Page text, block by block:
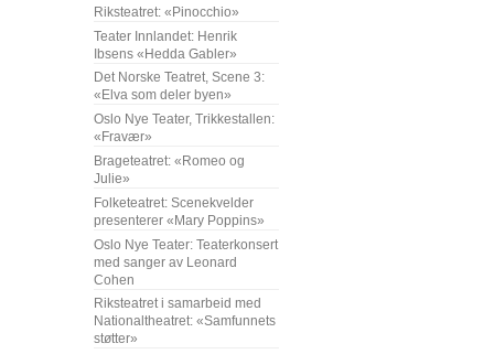
Riksteatret: «Pinocchio»
Teater Innlandet: Henrik
Ibsens «Hedda Gabler»
Det Norske Teatret, Scene 3:
«Elva som deler byen»
Oslo Nye Teater, Trikkestallen:
«Fravær»
Brageteatret: «Romeo og
Julie»
Folketeatret: Scenekvelder
presenterer «Mary Poppins»
Oslo Nye Teater: Teaterkonsert
med sanger av Leonard
Cohen
Riksteatret i samarbeid med
Nationaltheatret: «Samfunnets
støtter»